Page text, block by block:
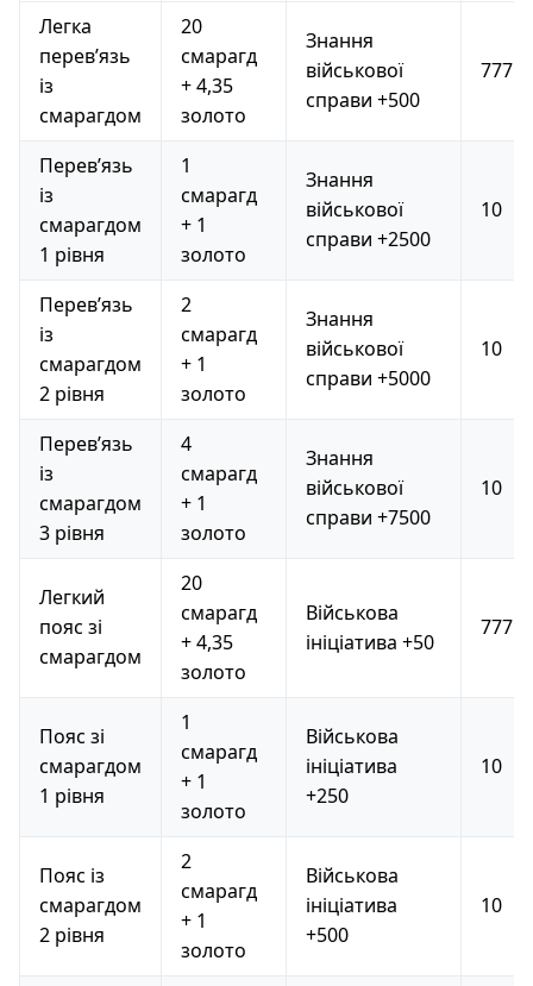
Легка
перев’язь
із
смарагдом
20
смарагд
+ 4,35
золото
Знання
військової
справи +500
777
Перев’язь
із
смарагдом
1 рівня
1
смарагд
+ 1
золото
Знання
військової
справи +2500
10
Перев’язь
із
смарагдом
2 рівня
2
смарагд
+ 1
золото
Знання
військової
справи +5000
10
Перев’язь
із
смарагдом
3 рівня
4
смарагд
+ 1
золото
Знання
військової
справи +7500
10
Легкий
пояс зі
смарагдом
20
смарагд
+ 4,35
золото
Військова
ініціатива +50
777
Пояс зі
смарагдом
1 рівня
1
смарагд
+ 1
золото
Військова
ініціатива
+250
10
Пояс із
смарагдом
2 рівня
2
смарагд
+ 1
золото
Військова
ініціатива
+500
10